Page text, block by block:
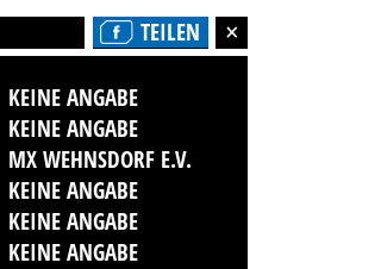
TEILEN
KEINE ANGABE
KEINE ANGABE
MX WEHNSDORF E.V.
KEINE ANGABE
KEINE ANGABE
KEINE ANGABE